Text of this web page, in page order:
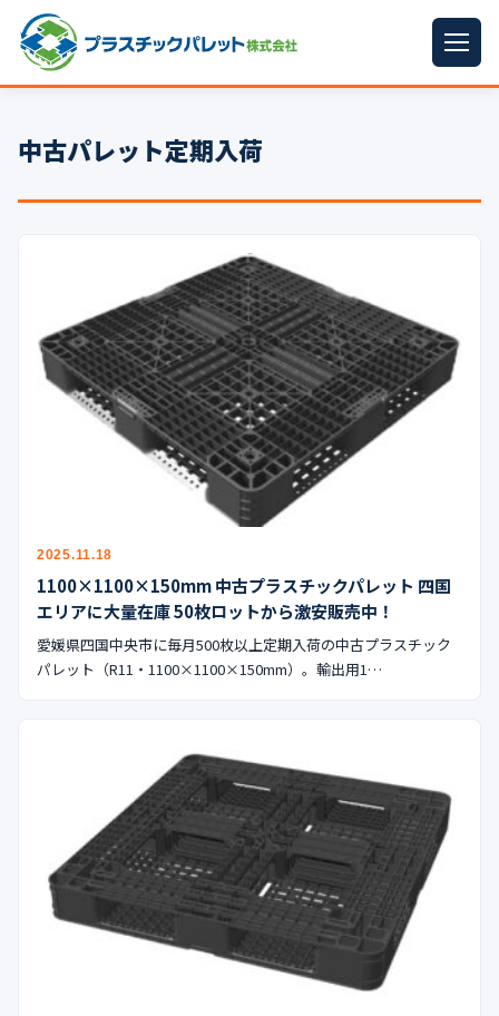
パレットサイズ
プラパレット ▼
中古パレット
再生原料
梱包資材
イラン情勢まとめ
会社案内
🇺🇸🇰🇷 🇹🇼🇻🇳
中古パレット定期入荷
2025.11.18
1100×1100×150mm 中古プラスチックパレット 四国
エリアに大量在庫 50枚ロットから激安販売中！
愛媛県四国中央市に毎月500枚以上定期入荷の中古プラスチック
パレット（R11・1100×1100×150mm）。輸出用1…